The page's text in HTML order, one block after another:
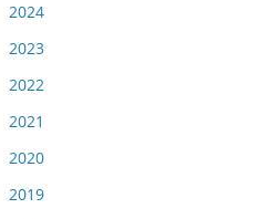
2024
2023
2022
2021
2020
2019